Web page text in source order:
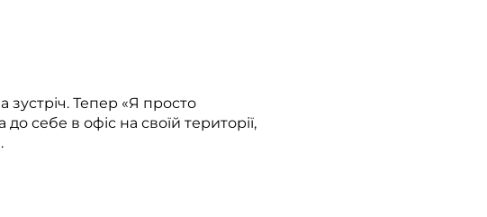
зустріч. Тепер «Я просто
себе в офіс на своїй території,